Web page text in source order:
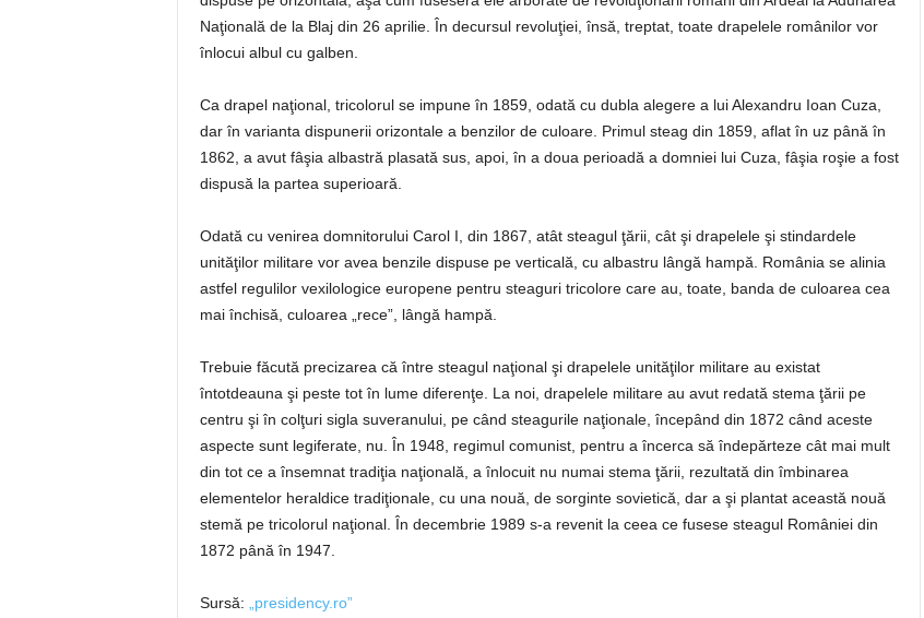
Naţională de la Blaj din 26 aprilie. În decursul revoluţiei, însă, treptat, toate drapelele românilor vor
înlocui albul cu galben.
Ca drapel naţional, tricolorul se impune în 1859, odată cu dubla alegere a lui Alexandru Ioan Cuza,
dar în varianta dispunerii orizontale a benzilor de culoare. Primul steag din 1859, aflat în uz până în
1862, a avut fâşia albastră plasată sus, apoi, în a doua perioadă a domniei lui Cuza, fâşia roşie a fost
dispusă la partea superioară.
Odată cu venirea domnitorului Carol I, din 1867, atât steagul ţării, cât şi drapelele şi stindardele
unităţilor militare vor avea benzile dispuse pe verticală, cu albastru lângă hampă. România se alinia
astfel regulilor vexilologice europene pentru steaguri tricolore care au, toate, banda de culoarea cea
mai închisă, culoarea „rece”, lângă hampă.
Trebuie făcută precizarea că între steagul naţional şi drapelele unităţilor militare au existat
întotdeauna şi peste tot în lume diferenţe. La noi, drapelele militare au avut redată stema ţării pe
centru şi în colţuri sigla suveranului, pe când steagurile naţionale, începând din 1872 când aceste
aspecte sunt legiferate, nu. În 1948, regimul comunist, pentru a încerca să îndepărteze cât mai mult
din tot ce a însemnat tradiţia naţională, a înlocuit nu numai stema ţării, rezultată din îmbinarea
elementelor heraldice tradiţionale, cu una nouă, de sorginte sovietică, dar a şi plantat această nouă
stemă pe tricolorul naţional. În decembrie 1989 s-a revenit la ceea ce fusese steagul României din
1872 până în 1947.
Sursă: „presidency.ro”